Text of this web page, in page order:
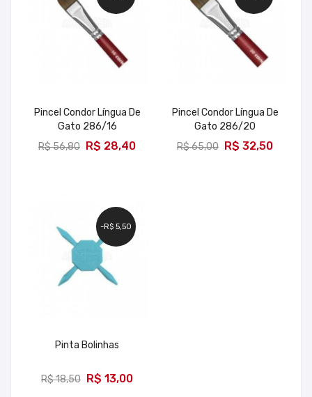
Pincel Condor Língua De
Gato 286/16
R$ 56,80 R$ 28,40
Pincel Condor Língua De
Gato 286/20
R$ 65,00 R$ 32,50
-R$ 5,50
Pinta Bolinhas
R$ 18,50 R$ 13,00